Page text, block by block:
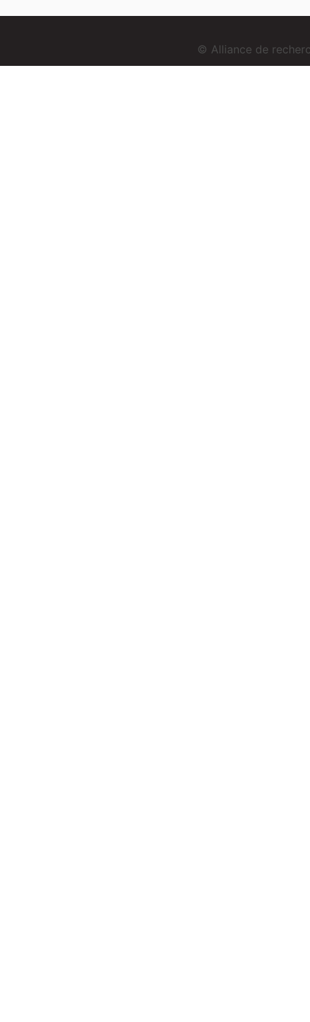
© Alliance de